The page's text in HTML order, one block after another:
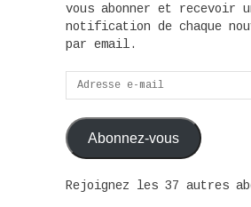
vous abonner et recevoir
notification de chaque
par email.
Adresse
e-
mail
Abonnez-vous
Rejoignez les 37 autres